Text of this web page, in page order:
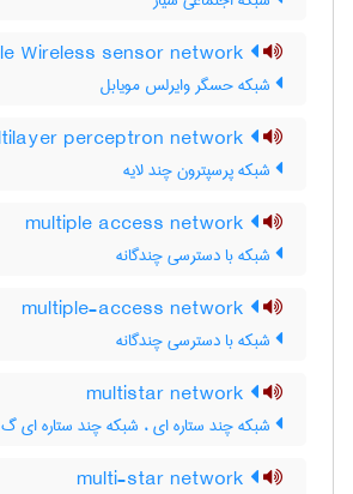
شبکه حسگر وایرلس مویابل
شبکه پرسپترون چند لایه
شبکه با دسترسی چندگانه
شبکه با دسترسی چندگانه
شبکه چند ستاره ای ، شبکه چند ستاره ای گ